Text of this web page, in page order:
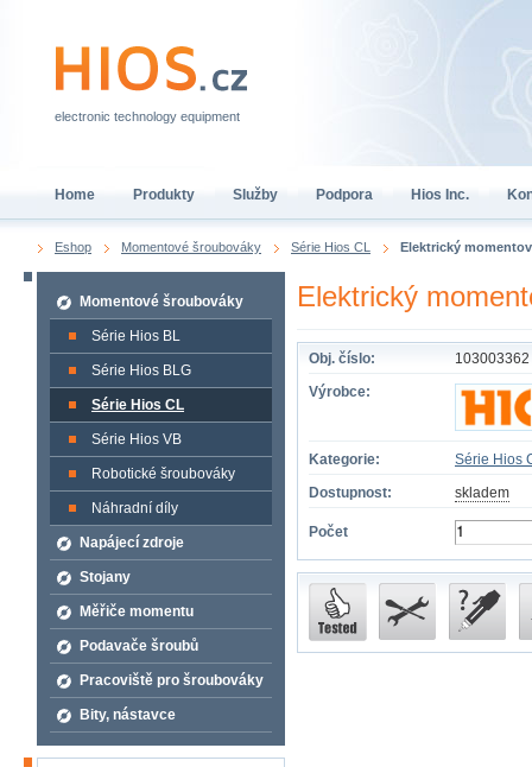
Eshop Momentové šroubováky Série Hios CL Elektrický
Elektrický
Obj. číslo:
103003362
Výrobce:
Kategorie:
Série Hios
Dostupnost:
skladem
Počet
Momentové šroubováky
Série Hios BL
Série Hios BLG
Série Hios CL
Série Hios VB
Robotické šroubováky
Náhradní díly
Napájecí zdroje
Stojany
Měřiče momentu
Podavače šroubů
Pracoviště pro šroubováky
Bity, nástavce
electronic technology equipment
Home Produkty Služby Podpora Hios Inc.